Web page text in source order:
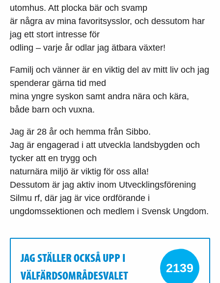
utomhus. Att plocka bär och svamp
är några av mina favoritsysslor, och dessutom har
jag ett stort intresse för
odling – varje år odlar jag ätbara växter!
Familj och vänner är en viktig del av mitt liv och jag
spenderar gärna tid med
mina yngre syskon samt andra nära och kära,
både barn och vuxna.
Jag är 28 år och hemma från Sibbo.
Jag är engagerad i att utveckla landsbygden och
tycker att en trygg och
naturnära miljö är viktig för oss alla!
Dessutom är jag aktiv inom Utvecklingsförening
Silmu rf, där jag är vice ordförande i
ungdomssektionen och medlem i Svensk Ungdom.
JAG STÄLLER OCKSÅ UPP I
VÄLFÄRDSOMRÅDESVALET
2139